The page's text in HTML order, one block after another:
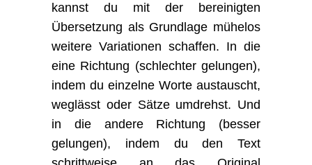
kannst du mit der bereinigten
Übersetzung als Grundlage mühelos
weitere Variationen schaffen. In die
eine Richtung (schlechter gelungen),
indem du einzelne Worte austauscht,
weglässt oder Sätze umdrehst. Und
in die andere Richtung (besser
gelungen), indem du den Text